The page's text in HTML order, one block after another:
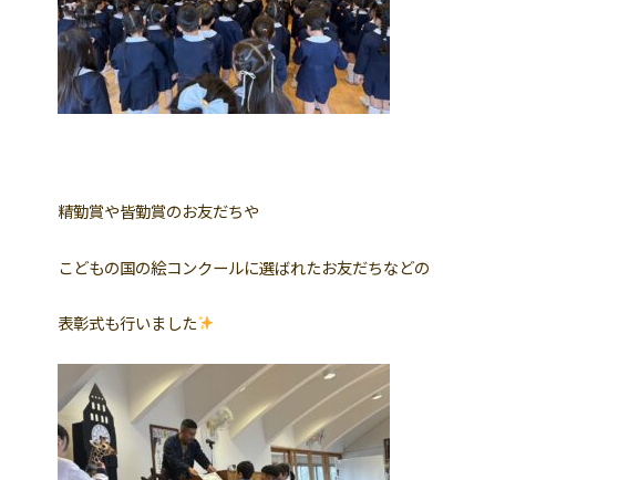
精勤賞や皆勤賞のお友だちや
こどもの国の絵コンクールに選ばれたお友だちなどの
表彰式も行いました